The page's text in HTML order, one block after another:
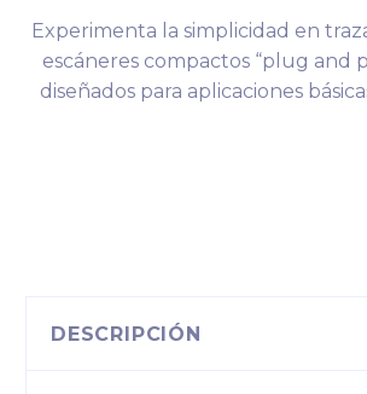
Experimenta la simplicidad en
escáneres compactos “plug and
diseñados para aplicaciones
DESCRIPCIÓN